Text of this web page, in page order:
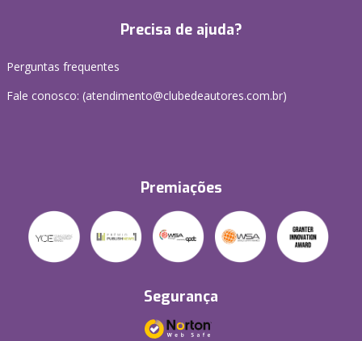
Precisa de ajuda?
Perguntas frequentes
Fale conosco: (atendimento@clubedeautores.com.br)
Premiações
Segurança